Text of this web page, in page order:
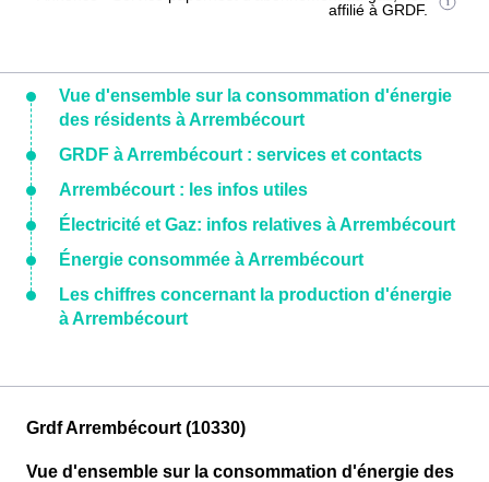
affilié à GRDF.
Vue d'ensemble sur la consommation d'énergie
des résidents à Arrembécourt
GRDF à Arrembécourt : services et contacts
Arrembécourt : les infos utiles
Électricité et Gaz: infos relatives à Arrembécourt
Énergie consommée à Arrembécourt
Les chiffres concernant la production d'énergie
à Arrembécourt
Grdf Arrembécourt (10330)
Vue d'ensemble sur la consommation d'énergie des